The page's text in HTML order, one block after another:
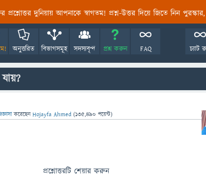
প্রশ্নোত্তর দুনিয়ায় আপনাকে স্বাগতম! প্রশ্ন-উত্তর দিয়ে জিতে নিন পুরস্কার,
অনুত্তরিত বিভাগসমূহ সদস্যবৃন্দ প্রশ্ন করুন FAQ চ্যাট
করেছেনHojayfa Ahmed (135,490 পয়েন্ট)
প্রশ্নোত্তরটি শেয়ার করুন